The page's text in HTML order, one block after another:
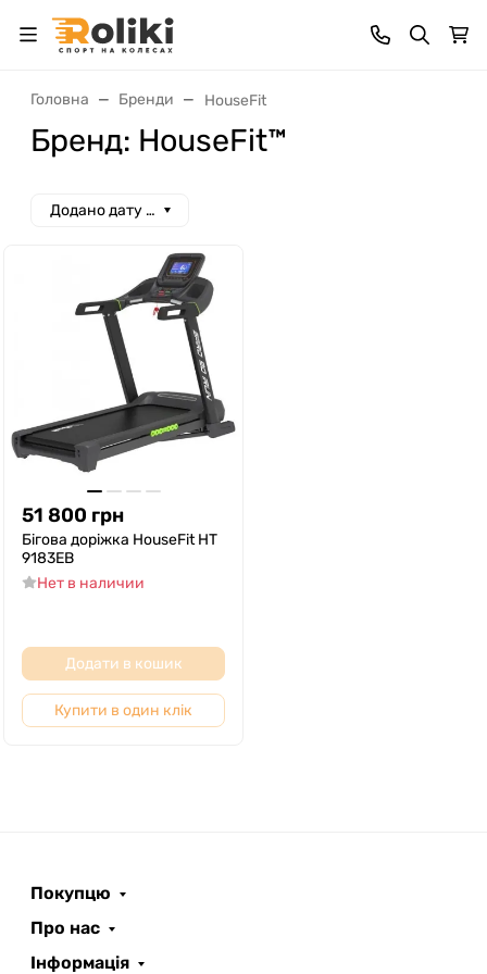
Головна Бренди HouseFit
Бренд: HouseFit™
Додано дату спад
51 800 грн
Бігова доріжка HouseFit HТ
9183EB
Нет в наличии
Додати в кошик
Купити в один клік
Покупцю
Про нас
Інформація